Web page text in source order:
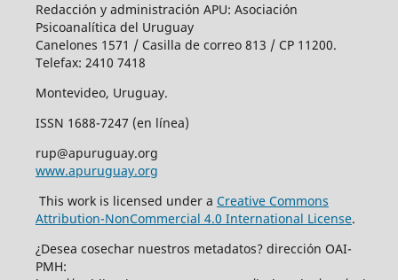
Redacción y administración APU: Asociación
Psicoanalítica del Uruguay
Canelones 1571 / Casilla de correo 813 / CP 11200.
Telefax: 2410 7418
Montevideo, Uruguay.
ISSN 1688-7247 (en línea)
rup@apuruguay.org
www.apuruguay.org
This work is licensed under a Creative Commons
Attribution-NonCommercial 4.0 International License.
¿Desea cosechar nuestros metadatos? dirección OAI-
PMH: